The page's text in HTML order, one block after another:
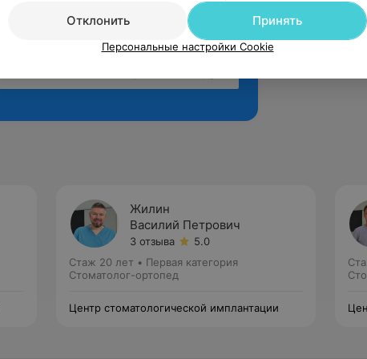
Жилин
Василий Петрович
3 отзыва
5.0
Стаж 20 лет • Первая категория
Стоматолог-ортопед
Центр стоматологической имплантации
Отклонить
Принять
Персональные настройки Cookie